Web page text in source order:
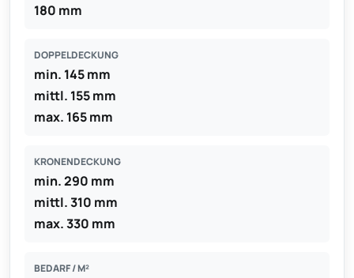
180 mm
DOPPELDECKUNG
min. 145 mm
mittl. 155 mm
max. 165 mm
KRONENDECKUNG
min. 290 mm
mittl. 310 mm
max. 330 mm
BEDARF / M²